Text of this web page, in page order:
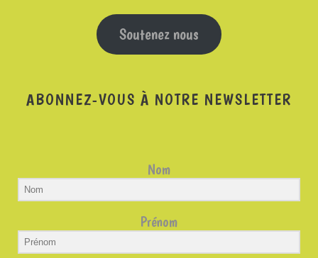
Soutenez nous
ABONNEZ-VOUS À NOTRE NEWSLETTER
Nom
Prénom